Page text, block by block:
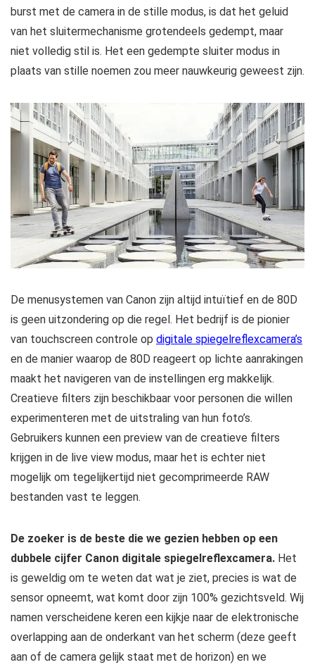
burst met de camera in de stille modus, is dat het geluid
van het sluitermechanisme grotendeels gedempt, maar
niet volledig stil is. Het een gedempte sluiter modus in
plaats van stille noemen zou meer nauwkeurig geweest zijn.
De menusystemen van Canon zijn altijd intuïtief en de 80D
is geen uitzondering op die regel. Het bedrijf is de pionier
van touchscreen controle op digitale spiegelreflexcamera’s
en de manier waarop de 80D reageert op lichte aanrakingen
maakt het navigeren van de instellingen erg makkelijk.
Creatieve filters zijn beschikbaar voor personen die willen
experimenteren met de uitstraling van hun foto’s.
Gebruikers kunnen een preview van de creatieve filters
krijgen in de live view modus, maar het is echter niet
mogelijk om tegelijkertijd niet gecomprimeerde RAW
bestanden vast te leggen.
De zoeker is de beste die we gezien hebben op een
dubbele cijfer Canon digitale spiegelreflexcamera. Het
is geweldig om te weten dat wat je ziet, precies is wat de
sensor opneemt, wat komt door zijn 100% gezichtsveld. Wij
namen verscheidene keren een kijkje naar de elektronische
overlapping aan de onderkant van het scherm (deze geeft
aan of de camera gelijk staat met de horizon) en we